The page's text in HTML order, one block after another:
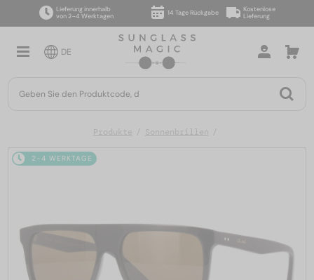
Lieferung innerhalb
von 2–4 Werktagen
14 Tage Rückgabe
Kostenlose
Lieferung
DE
Produkte Sonnenbrillen
2-4 WERKTAGE